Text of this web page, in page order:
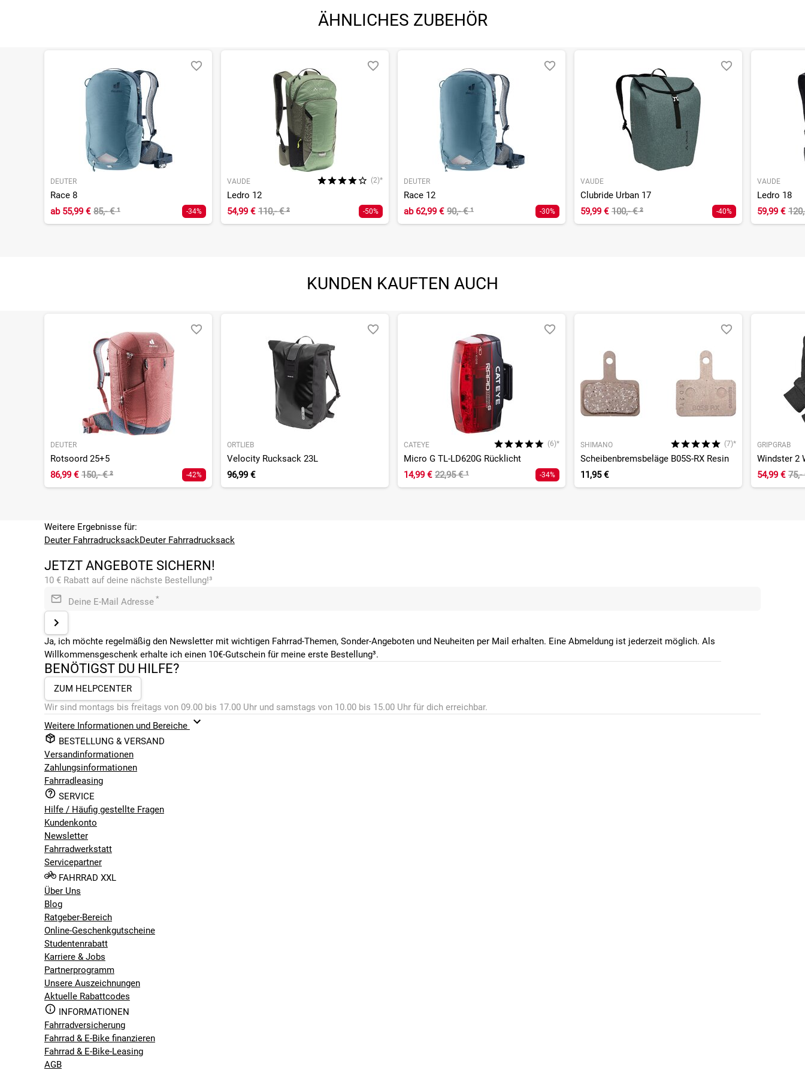
ÄHNLICHES ZUBEHÖR
DEUTER
Race 8
ab55,99 € 85,- €¹ -34%
VAUDE (2)*
Ledro 12
54,99 € 110,- €² -50%
DEUTER
Race 12
ab62,99 € 90,- €¹ -30%
VAUDE
Clubride Urban 17
59,99 € 100,- €² -40%
VAUDE
Ledro 18
59,99 €
KUNDEN KAUFTEN AUCH
DEUTER
Rotsoord 25+5
86,99 € 150,- €² -42%
ORTLIEB
Velocity Rucksack 23L
96,99 €
CATEYE (6)*
Micro G TL-LD620G Rücklicht
14,99 € 22,95 €¹ -34%
SHIMANO (7)*
Scheibenbremsbeläge B05S-RX Resin
11,95 €
GRIPGRAB
54,99 €
Weitere Ergebnisse für:
Deuter FahrradrucksackDeuter Fahrradrucksack
JETZT ANGEBOTE SICHERN!
10 € Rabatt auf deine nächste Bestellung!³
Deine E-Mail Adresse *
Ja, ich möchte regelmäßig den Newsletter mit wichtigen Fahrrad-Themen, Sonder-Angeboten und Neuheiten per Mail erhalten. Eine Abmeldung ist jederzeit möglich. Als
Willkommensgeschenk erhalte ich einen 10€-Gutschein für meine erste Bestellung³.
BENÖTIGST DU HILFE?
ZUM HELPCENTER
Wir sind montags bis freitags von 09.00 bis 17.00 Uhr und samstags von 10.00 bis 15.00 Uhr für dich erreichbar.
Weitere Informationen und Bereiche
BESTELLUNG & VERSAND
Versandinformationen
Zahlungsinformationen
Fahrradleasing
SERVICE
Hilfe / Häufig gestellte Fragen
Kundenkonto
Newsletter
Fahrradwerkstatt
Servicepartner
FAHRRAD XXL
Über Uns
Blog
Ratgeber-Bereich
Online-Geschenkgutscheine
Studentenrabatt
Karriere & Jobs
Partnerprogramm
Unsere Auszeichnungen
Aktuelle Rabattcodes
INFORMATIONEN
Fahrradversicherung
Fahrrad & E-Bike finanzieren
Fahrrad & E-Bike-Leasing
AGB